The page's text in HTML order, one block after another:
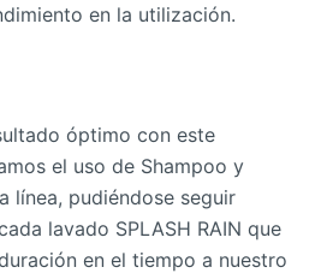
en la utilización.
óptimo con este
el uso de Shampoo y
línea, pudiéndose seguir
lavado SPLASH RAIN que
en el tiempo a nuestro